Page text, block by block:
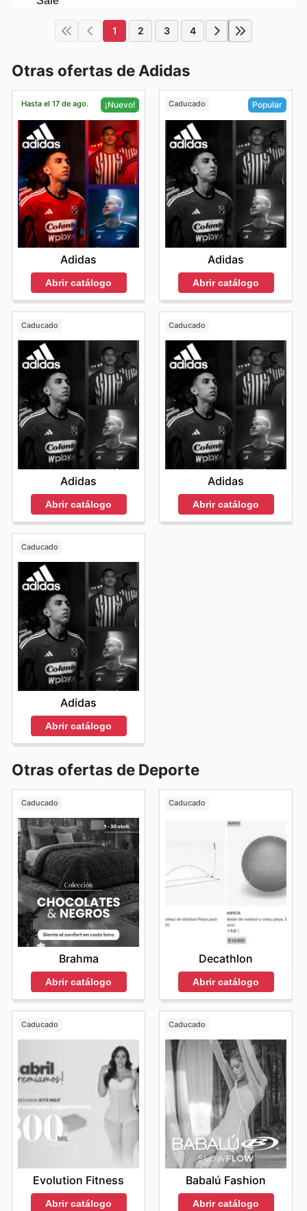
1 2 3 4
Otras ofertas de Adidas
Hasta el 17 de ago. ¡Nuevo!
Adidas
Abrir catálogo
Caducado Popular
Adidas
Abrir catálogo
Caducado
Adidas
Abrir catálogo
Caducado
Adidas
Abrir catálogo
Caducado
Adidas
Abrir catálogo
Otras ofertas de Deporte
Caducado
Brahma
Abrir catálogo
Caducado
Decathlon
Abrir catálogo
Caducado
Evolution Fitness
Abrir catálogo
Caducado
Babalú Fashion
Abrir catálogo